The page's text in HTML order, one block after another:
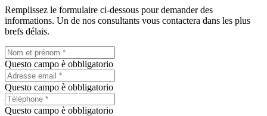
Remplissez le formulaire ci-dessous pour demander des
informations. Un de nos consultants vous contactera dans les plus
brefs délais.
Questo campo è obbligatorio
Questo campo è obbligatorio
Questo campo è obbligatorio